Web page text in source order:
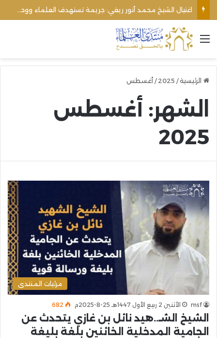
الأوقاف الفلسطينية تنفي صحة تعميم يمنع رفع الأذان عبر السماعات الخارجية للمساجد القريبة من المستوطنات
القائمة
الرئيسية/
2025
/ أغسطس
الشهر: أغسطس
2025
مرئيات المنتدى
msf الأثنين 2 ربيع الأول 1447هـ 25-8-2025م 682
الشيخ الشـ..هيد نائل بن غازي يتحدث عن
الجامية المدخلية الخائنين بلغة بليغة